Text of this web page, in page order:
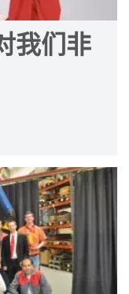
我们非